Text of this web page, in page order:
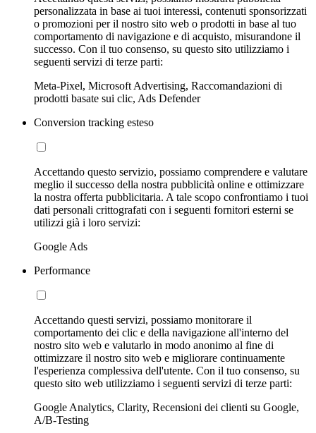
personalizzata in base ai tuoi interessi, contenuti sponsorizzati
o promozioni per il nostro sito web o prodotti in base al tuo
comportamento di navigazione e di acquisto, misurandone il
successo. Con il tuo consenso, su questo sito utilizziamo i
seguenti servizi di terze parti:
Meta-Pixel, Microsoft Advertising, Raccomandazioni di
prodotti basate sui clic, Ads Defender
Conversion tracking esteso
Accettando questo servizio, possiamo comprendere e valutare
meglio il successo della nostra pubblicità online e ottimizzare
la nostra offerta pubblicitaria. A tale scopo confrontiamo i tuoi
dati personali crittografati con i seguenti fornitori esterni se
utilizzi già i loro servizi:
Google Ads
Performance
Accettando questi servizi, possiamo monitorare il
comportamento dei clic e della navigazione all'interno del
nostro sito web e valutarlo in modo anonimo al fine di
ottimizzare il nostro sito web e migliorare continuamente
l'esperienza complessiva dell'utente. Con il tuo consenso, su
questo sito web utilizziamo i seguenti servizi di terze parti:
Google Analytics, Clarity, Recensioni dei clienti su Google,
A/B-Testing